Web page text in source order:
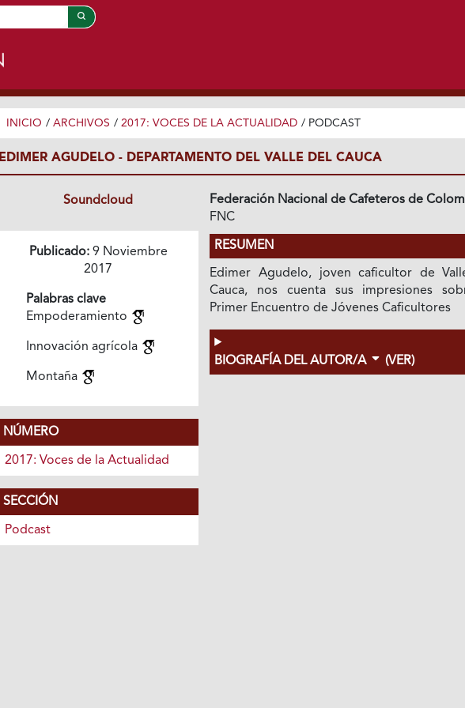
INICIO / ARCHIVOS / 2017: VOCES DE LA ACTUALIDAD / PODCAST
EDIMER AGUDELO - DEPARTAMENTO DEL VALLE DEL CAUCA
Soundcloud
Publicado:9 Noviembre
2017
Palabras clave
Empoderamiento
Innovación agrícola
Montaña
NÚMERO
2017: Voces de la Actualidad
SECCIÓN
Podcast
Federación Nacional de Cafeteros de
FNC
RESUMEN
Edimer Agudelo, joven caficultor de
Cauca, nos cuenta sus impresiones
Primer Encuentro de Jóvenes Caficultores
BIOGRAFÍA DEL AUTOR/A (VER)